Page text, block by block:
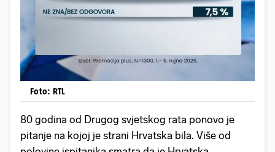
Foto: RTL
80 godina od Drugog svjetskog rata ponovo je
pitanje na kojoj je strani Hrvatska bila. Više od